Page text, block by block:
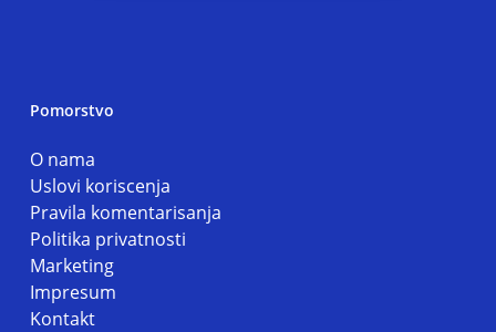
Pomorstvo
O nama
Uslovi koriscenja
Pravila komentarisanja
Politika privatnosti
Marketing
Impresum
Kontakt